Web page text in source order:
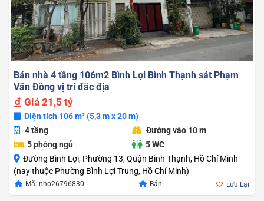
Bán nhà 4 tầng 106m2 Bình Lợi Bình Thạnh sát Phạm
Văn Đồng vị trí đắc địa
Giá 21,5 tỷ
Diện tích 106 m² (5,3 m x 20 m)
4 tầng
Đường vào 10 m
5 phòng ngủ
5 WC
Đường Bình Lợi, Phường 13, Quận Bình Thạnh, Hồ Chí Minh
(nay thuộc Phường Bình Lợi Trung, Hồ Chí Minh)
Mã: nho26796830 Bán Lưu Lại